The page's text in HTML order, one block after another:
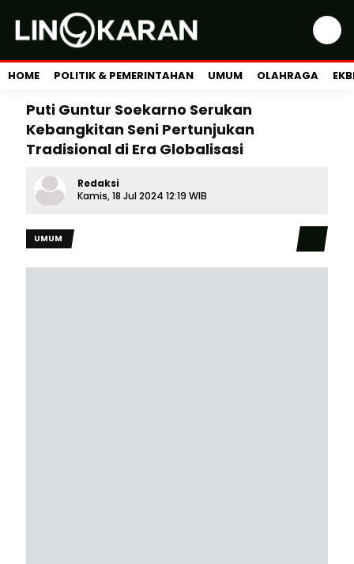
HOME POLITIK & PEMERINTAHAN UMUM OLAHRAGA
Puti Guntur Soekarno Serukan
Kebangkitan Seni Pertunjukan
Tradisional di Era Globalisasi
Redaksi
Kamis, 18 Jul 2024 12:19 WIB
UMUM